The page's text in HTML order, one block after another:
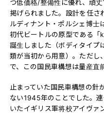
つ低価格/整備性に優れ、頑
掲げられました。設計を任さ
ルディナント・ポルシェ博
初代ビートルの原型である
誕生しました（ボディタイプ
類が当初から用意）。ただし
で、この国民車構想は量産直
止まっていた国民車構想の針
ない1945年のことでした。
いたイギリス軍将校アイヴァ